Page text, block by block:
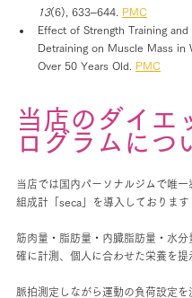
13(6), 633–644. PMC
Effect of Strength Training and
Detraining on Muscle Mass in
Over 50 Years Old. PMC
当店のダイエ
ログラムにつ
当店では国内パーソナルジムで唯一
組成計「seca」を導入しております
筋肉量・脂肪量・内臓脂肪量・水分
確に計測、個人に合わせた栄養を提
脈拍測定しながら運動の負荷設定を